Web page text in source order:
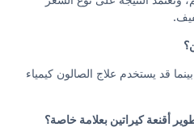
قد يستخدم علاج الصالون كيمياء